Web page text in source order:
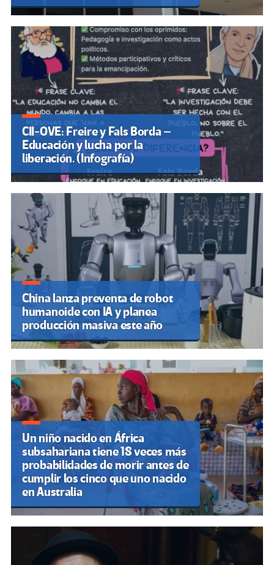
CII-OVE: Freire y Fals Borda –
Educación y lucha por la
liberación. (Infografía)
China lanza preventa de robot
humanoide con IA y planea
producción masiva este año
Un niño nacido en África
subsahariana tiene 18 veces más
probabilidades de morir antes de
cumplir los cinco que uno nacido
en Australia